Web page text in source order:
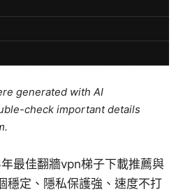
generated with AI
check important details
最佳翻牆vpn梯子下載推薦與
穩定、隱私保護強、速度不打